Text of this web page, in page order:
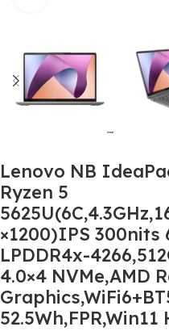
Lenovo NB
Ryzen 5
×1200)IPS 300nits
LPDDR4x-
4.0×4 NVMe,AMD